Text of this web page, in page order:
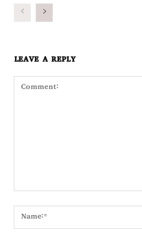
LEAVE A REPLY